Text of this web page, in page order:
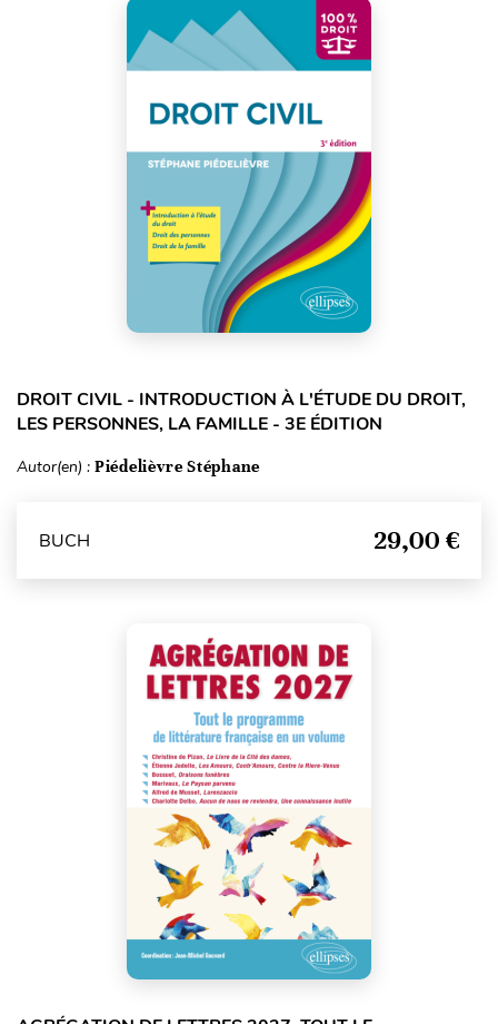
DROIT CIVIL - INTRODUCTION À L'ÉTUDE DU DROIT,
LES PERSONNES, LA FAMILLE - 3E ÉDITION
Autor(en) : Piédelièvre Stéphane
BUCH 29,00 €